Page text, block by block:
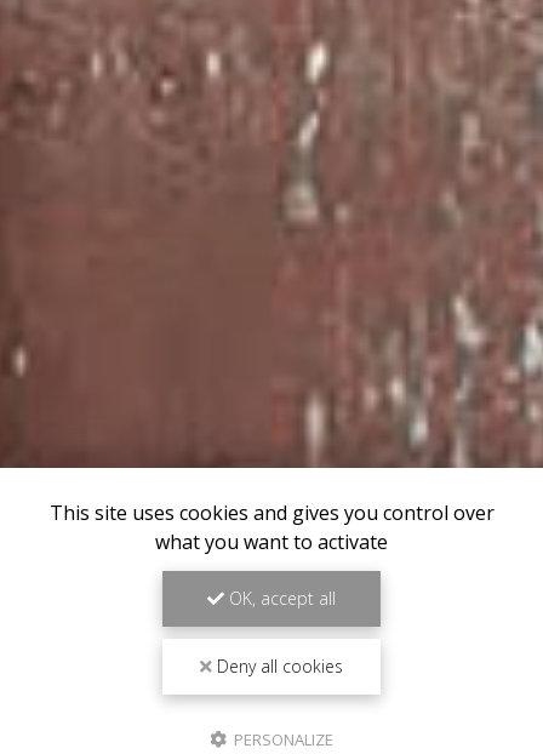
This site uses cookies and gives you control over
what you want to activate
OK, accept all
Deny all cookies
PERSONALIZE